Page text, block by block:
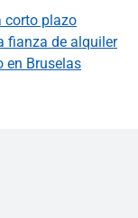
corto plazo
fianza de alquiler
en Bruselas